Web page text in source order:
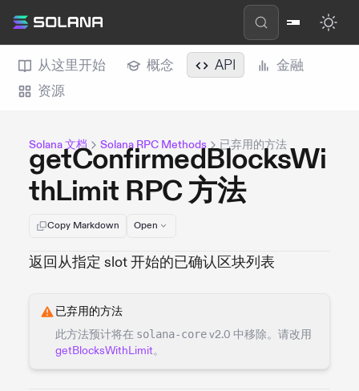
从这里开始 概念 API
金融
资源
Solana 文档 Solana RPC Methods 已弃用的方法
getConfirmedBlocksWi
thLimit RPC 方法
Copy Markdown Open
返回从指定 slot 开始的已确认区块列表
已弃用的方法
此方法预计将在 solana-corev2.0 中移除。请改用
getBlocksWithLimit。